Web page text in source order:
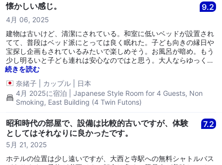
懐かしい感じ。 9.2
4月 06, 2025
建物は古いけど、清潔にされている。和室に低いベッドが設置され
てて、普段はベッド派にとっては良く眠れた。子ども向きの縁日や
宝探し企画もされているみたいで楽しめそう。お風呂が暗め。もう
少し明るいと子ども連れは安心なのではと思う。大人ならゆっくり
入れる。
続きを読む
奈緒子
カップル
日本
4月 2025に宿泊 | Japanese Style Room for 4 Guests, Non
Smoking, East Building (4 Twin Futons)
昭和時代の部屋で、設備は比較的古いですが、体験
としてはそれなりに良かったです。
7.2
5月 21, 2025
ホテルの位置は少し遠いですが、大西と寺駅への無料シャトルバス